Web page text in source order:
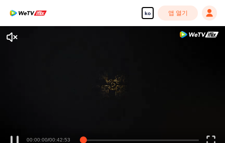
ko 앱 열기
고화질 콘텐츠를 끊김 없이 즐기세요
00:00:00/00:42:53